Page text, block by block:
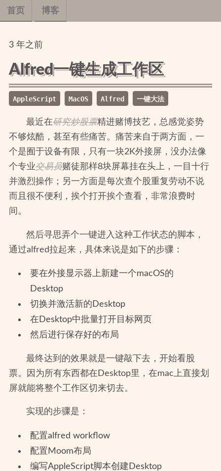
首页 博客
3年之前
Alfred一键生成工作区
AppleScript MacOS Alfred 一键大法
最近在研究炒股票精进赌博技艺，总感觉姿势
不够炫酷，甚至有些痛苦。痛苦来自于两方面，一
个是囿于设备有限，只有一块2K外接屏，没办法像
个专业交易员赌徒那样8块屏幕挂在头上，一目十行
并激烈操作；另一方面是每次查个股重复劳动不说
而且很不便利，挨个打开挨个查看，非常浪费时
间。
然后寻思弄个一键进入这种工作状态的脚本，
通过alfred拉起来，具体来说是如下的步骤：
要在外接显示器上新建一个macOS的
Desktop
切换并激活新的Desktop
在Desktop中批量打开目标网页
然后进行保存好的布局
最终达到的效果就是一键敲下去，开始看股
票。因为所有东西都在Desktop里，在mac上直接划
屏就能将整个工作区切来切去。
实现的步骤是：
配置alfred workflow
配置Moom布局
编写AppleScript脚本创建Desktop